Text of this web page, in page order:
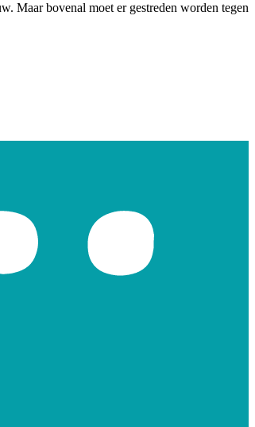
Maar bovenal moet er gestreden worden tegen